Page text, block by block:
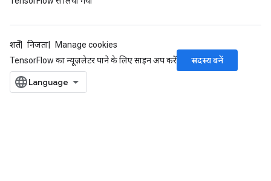
शर्तें निजता
Manage cookies
TensorFlow का न्यूज़लेटर पाने के लिए साइन अप करें
सदस्य बनें